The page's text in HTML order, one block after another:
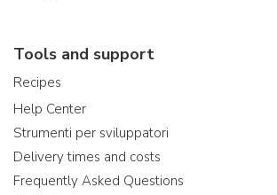
Tools and support
Recipes
Help Center
Strumenti per sviluppatori
Delivery times and costs
Frequently Asked Questions